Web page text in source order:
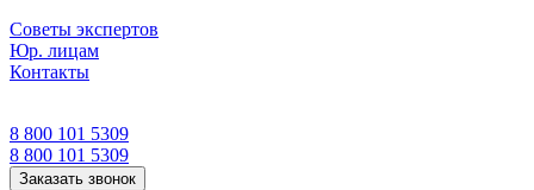
Советы экспертов
Юр. лицам
Контакты
8 800 101 5309
8 800 101 5309
Заказать звонок